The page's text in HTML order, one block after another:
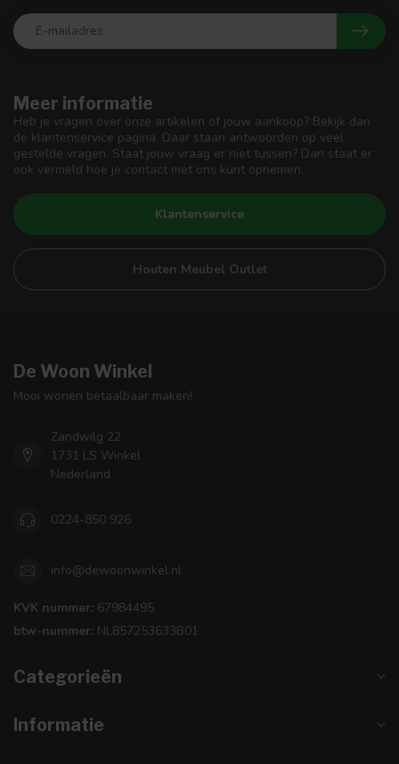
Meer informatie
Heb je vragen over onze artikelen of jouw aankoop? Bekijk dan
de klantenservice pagina. Daar staan antwoorden op veel
gestelde vragen. Staat jouw vraag er niet tussen? Dan staat er
ook vermeld hoe je contact met ons kunt opnemen.
Klantenservice
Houten Meubel Outlet
De Woon Winkel
Mooi wonen betaalbaar maken!
Zandwilg 22
1731 LS Winkel
Nederland
0224-850 926
info@dewoonwinkel.nl
KVK nummer: 67984495
btw-nummer: NL857253633B01
Categorieën
Informatie